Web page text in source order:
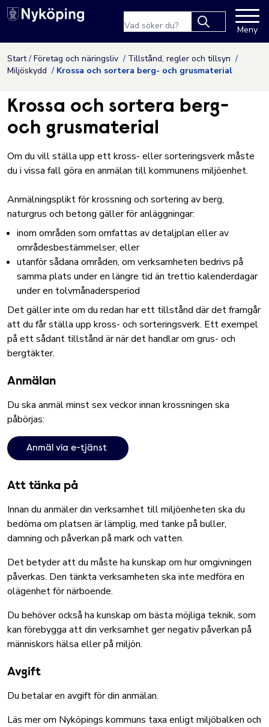
Hoppa till innehåll
Nyköpings kommuns
results.
Meny
Start Företag och näringsliv
Tillstånd, regler och tillsyn
Miljöskydd
Krossa och sortera berg- och grusmaterial
Krossa och sortera berg-
och grusmaterial
Om du vill ställa upp ett kross- eller sorteringsverk måste
du i vissa fall göra en anmälan till kommunens miljöenhet.
Anmälningsplikt för krossning och sortering av berg,
naturgrus och betong gäller för anläggningar:
inom områden som omfattas av detaljplan eller av
områdesbestämmelser, eller
utanför sådana områden, om verksamheten bedrivs på
samma plats under en längre tid än trettio kalenderdagar
under en tolvmånadersperiod
Det gäller inte om du redan har ett tillstånd där det framgår
att du får ställa upp kross- och sorteringsverk. Ett exempel
på ett sådant tillstånd är när det handlar om grus- och
bergtäkter.
Anmälan
Du ska anmäl minst sex veckor innan krossningen ska
påbörjas:
Anmäl via e-tjänst
Att tänka på
Innan du anmäler din verksamhet till miljöenheten ska du
bedöma om platsen är lämplig, med tanke på buller,
damning och påverkan på mark och vatten.
Det betyder att du måste ha kunskap om hur omgivningen
påverkas. Den tänkta verksamheten ska inte medföra en
olägenhet för närboende.
Du behöver också ha kunskap om bästa möjliga teknik, som
kan förebygga att din verksamhet ger negativ påverkan på
människors hälsa eller på miljön.
Avgift
Du betalar en avgift för din anmälan.
Läs mer om Nyköpings kommuns taxa enligt miljöbalken och